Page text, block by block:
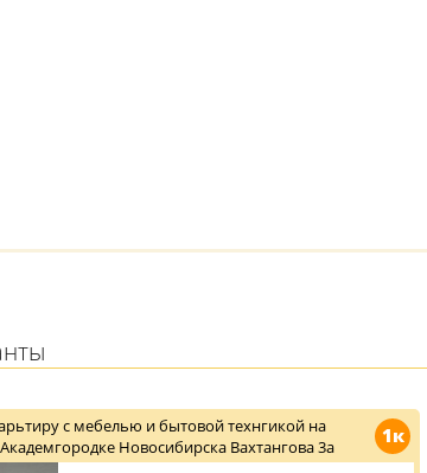
1к
с мебелью и бытовой технгикой на
Новосибирска Вахтангова 3а